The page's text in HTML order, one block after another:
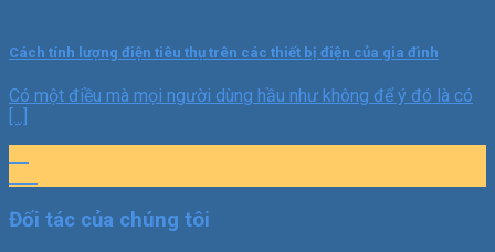
Cách tính lượng điện tiêu thụ trên các thiết bị điện của gia đình
Có một điều mà mọi người dùng hầu như không để ý đó là có
[...]
Đối tác của chúng tôi